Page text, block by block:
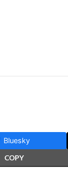
Bluesky
COPY